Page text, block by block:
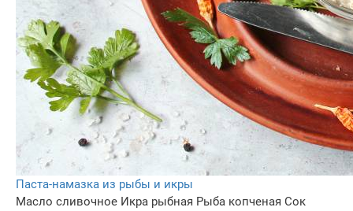
Паста-намазка из рыбы и икры
Масло сливочнoe Икра рыбная Рыба копченая Сок